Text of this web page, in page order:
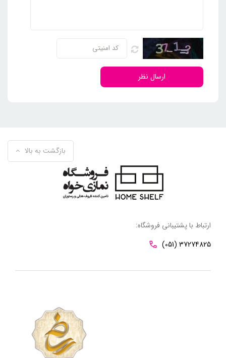
ارسال نظر
بازگشت به بالا
ارتباط با پشتیبانی فروشگاه:
(051) 37274825